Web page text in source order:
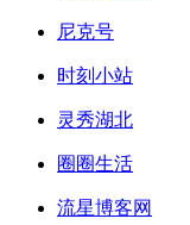
尼克号
时刻小站
灵秀湖北
圈圈生活
流星博客网